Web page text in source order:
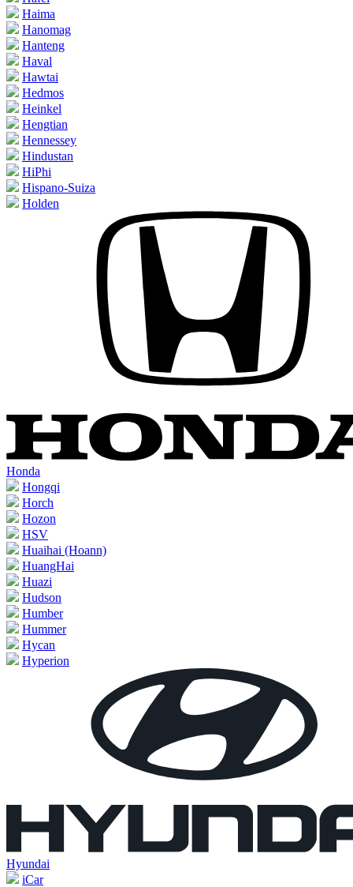
Haima
Hanomag
Hanteng
Haval
Hawtai
Hedmos
Heinkel
Hengtian
Hennessey
Hindustan
HiPhi
Hispano-Suiza
Holden
Honda
Hongqi
Horch
Hozon
HSV
Huaihai (Hoann)
HuangHai
Huazi
Hudson
Humber
Hummer
Hycan
Hyperion
Hyundai
iCar